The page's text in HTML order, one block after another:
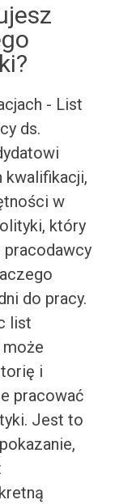
- List
ds.
kwalifikacji,
w
który
pracodawcy
do pracy.
list
może
i
pracować
Jest to